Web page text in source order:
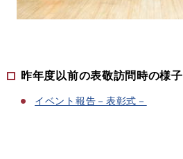
昨年度以前の表敬訪問時の様子
イベント報告－表彰式－